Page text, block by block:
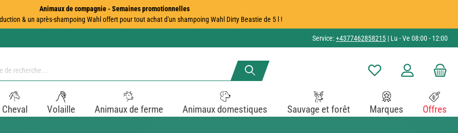
Animaux de compagnie - Semaines promotionnelles
& un après-shampoing Wahl offert pour tout achat d'un shampoing Wahl Dirty Beastie de 5 l !
Service:+4377462858215 | Lu - Ve 08:00 - 12:00
Vous avez 0 articles dans
Cheval Volaille Animaux de ferme Animaux domestiques Sauvage et forêt Marques Offres